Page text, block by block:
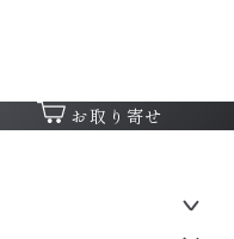
お取り寄せ